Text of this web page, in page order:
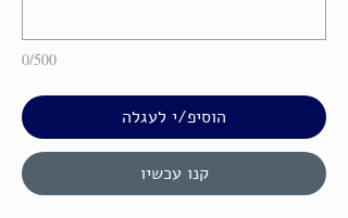
0/500
הוסיפ/י לעגלה
קנו עכשיו